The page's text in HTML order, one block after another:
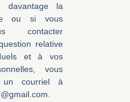
davantage la
ou si vous
contacter
relative
et à vos
vous
un courriel à